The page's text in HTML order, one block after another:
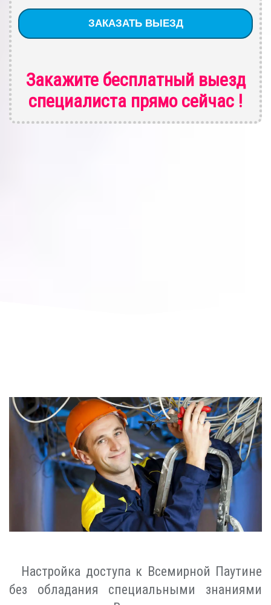
Закажите бесплатный выезд
специалиста прямо сейчас !
Настройка доступа к Всемирной Паутине
без обладания специальными знаниями